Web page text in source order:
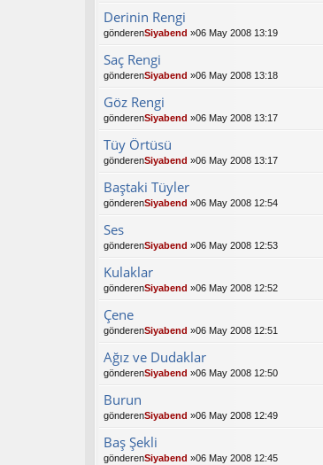
Derinin Rengi
gönderenSiyabend »06 May 2008 13:19
Saç Rengi
gönderenSiyabend »06 May 2008 13:18
Göz Rengi
gönderenSiyabend »06 May 2008 13:17
Tüy Örtüsü
gönderenSiyabend »06 May 2008 13:17
Baştaki Tüyler
gönderenSiyabend »06 May 2008 12:54
Ses
gönderenSiyabend »06 May 2008 12:53
Kulaklar
gönderenSiyabend »06 May 2008 12:52
Çene
gönderenSiyabend »06 May 2008 12:51
Ağız ve Dudaklar
gönderenSiyabend »06 May 2008 12:50
Burun
gönderenSiyabend »06 May 2008 12:49
Baş Şekli
gönderenSiyabend »06 May 2008 12:45